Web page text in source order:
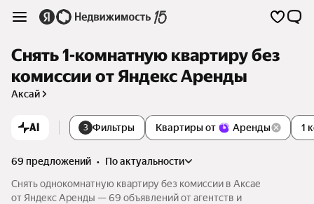
Снять 1-комнатную квартиру без
комиссии от Яндекс Аренды
Аксай
AI 3 Фильтры Квартиры от Аренды 1
69 предложений •
по актуальности
Снять однокомнатную квартиру без комиссии в Аксае
от Яндекс Аренды — 69 объявлений от агентств и